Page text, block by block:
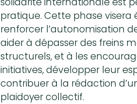
pratique. Cette phase
renforcer l’autonomisation
aider à dépasser des freins
structurels, et à les
initiatives, développer leur
contribuer à la rédaction
plaidoyer collectif.